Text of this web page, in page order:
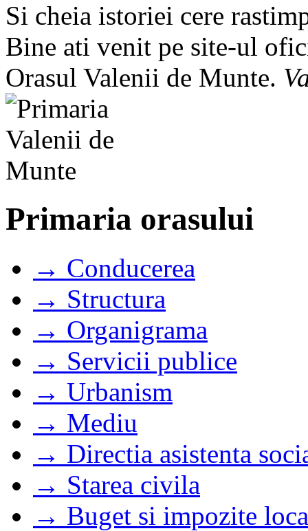
Si cheia istoriei cere
Bine ati venit pe site-ul
Orasul Valenii de Munte.
Primaria orasului
→ Conducerea
→ Structura
→ Organigrama
→ Servicii publice
→ Urbanism
→ Mediu
→ Directia asistenta
→ Starea civila
→ Buget si impozite